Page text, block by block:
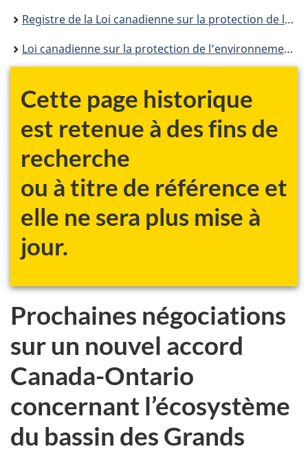
ici :Registre de la Loi canadienne sur la protection de l’environnement
Loi canadienne sur la protection de l’environnement : historique
Cette page historique
est retenue à des fins de
recherche
ou à titre de référence et
elle ne sera plus mise à
jour.
Prochaines négociations
sur un nouvel accord
Canada-Ontario
concernant l’écosystème
du bassin des Grands